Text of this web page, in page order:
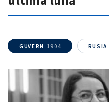
GUVERN 1904 RUSIA
Telefon
+ Telefon personal
acord cupolitica de
confidențialitate.
TRIMITE ȘTIREA